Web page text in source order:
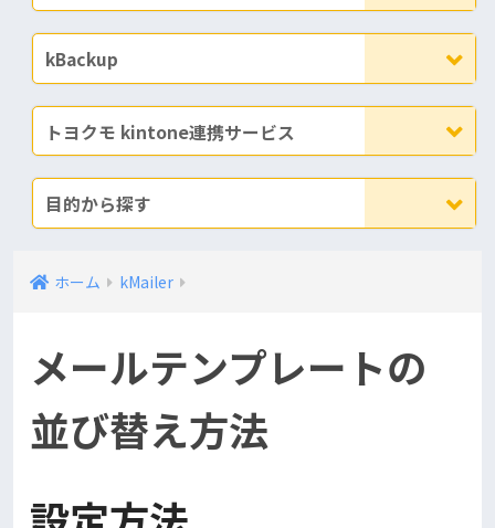
kBackup
トヨクモ kintone連携サービス
目的から探す
ホーム kMailer
メールテンプレートの
並び替え方法